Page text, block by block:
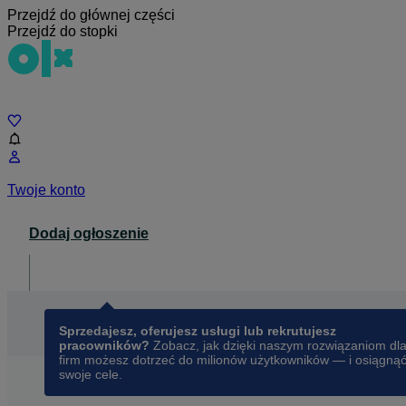
Przejdź do głównej części
Przejdź do stopki
Twoje konto
Dodaj ogłoszenie
Sprzedajesz, oferujesz usługi lub rekrutujesz
pracowników? Zobacz, jak dzięki naszym rozwiązaniom dla
firm możesz dotrzeć do milionów użytkowników — i osiągnąć
swoje cele.